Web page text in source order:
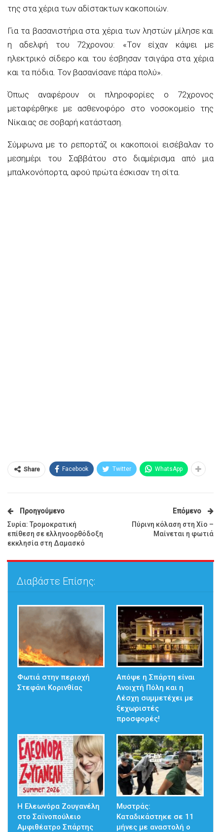
της στα χέρια των αδίστακτων κακοποιών.
Για τα βασανιστήρια στα χέρια των ληστών μίλησε και
η αδελφή του 72χρονου: «Τον είχαν κάψει με
ηλεκτρικό σίδερο και του έσβησαν τσιγάρα στα χέρια
και τα πόδια. Τον βασανίσανε πάρα πολύ».
Όπως αναφέρουν οι πληροφορίες ο 72χρονος
μεταφέρθηκε με ασθενοφόρο στο νοσοκομείο της
Νίκαιας σε σοβαρή κατάσταση.
Σύμφωνα με το ρεπορτάζ οι κακοποιοί εισέβαλαν το
μεσημέρι του Σαββάτου στο διαμέρισμα από μια
μπαλκονόπορτα, αφού πρώτα έσκισαν τη σίτα.
Share Facebook Twitter WhatsApp
Προηγούμενο
Συρία: Τρομοκρατική
επίθεση σε ελληνοορθόδοξη
εκκλησία στη Δαμασκό
Επόμενο
Πύρινη κόλαση στη Χίο –
Μαίνεται η φωτιά
Διαβάστε Επίσης:
Φωτιά στην περιοχή
Στεφάνι Κορινθίας
Απόψε η Σπάρτη είναι
Ανοιχτή Πόλη και η
Λέσχη συμμετέχει με
ξεχωριστές
προσφορές!
Η Ελεωνόρα Ζουγανέλη
στο Σαϊνοπούλειο
Αμφιθέατρο Σπάρτης
Μυστράς:
Καταδικάστηκε σε 11
μήνες με αναστολή ο